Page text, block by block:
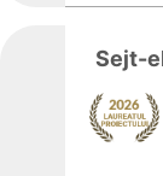
Sejt-